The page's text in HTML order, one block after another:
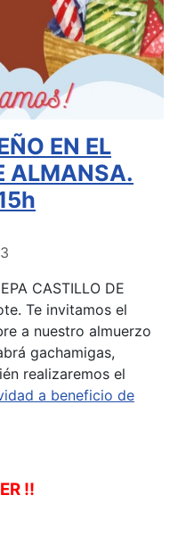
EN EL
ALMANSA.
CASTILLO DE
Te invitamos el
a nuestro almuerzo
gachamigas,
realizaremos el
a beneficio de
!!